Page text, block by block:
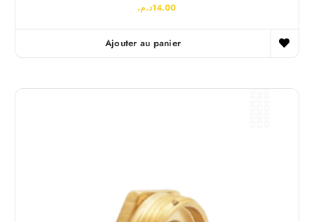
14.00د.م.
Ajouter au panier